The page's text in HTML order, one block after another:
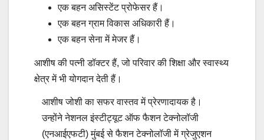
एक बहन असिस्टेंट प्रोफेसर हैं।
एक बहन ग्राम विकास अधिकारी हैं।
एक बहन सेना में मेजर हैं।
आशीष की पत्नी डॉक्टर हैं, जो परिवार की शिक्षा और स्वास्थ्य
क्षेत्र में भी योगदान देती हैं।
आशीष जोशी का सफर वास्तव में प्रेरणादायक है।
उन्होंने नेशनल इंस्टीट्यूट ऑफ फैशन टेक्नोलॉजी
(एनआईएफटी) मुंबई से फैशन टेक्नोलॉजी में ग्रेजुएशन